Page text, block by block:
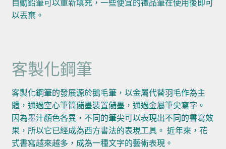
自動鉛筆可以重新填充，一些便宜的禮品筆在使用後即可
以丟棄。
客製化鋼筆
客製化鋼筆的發展源於鵝毛筆，以金屬代替羽毛作為主
體，通過空心筆筒儲墨裝置儲墨，通過金屬筆尖寫字。
因為墨汁顏色各異，不同的筆尖可以表現出不同的書寫效
果，所以它已經成為西方書法的表現工具。 近年來，花
式書寫越來越多，成為一種文字的藝術表現。